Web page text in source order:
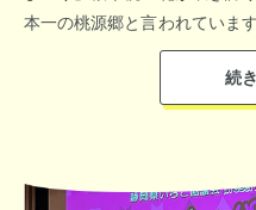
写真提供：浜松・浜名湖ツー
番組後半にはスペシャルゲス
モチーフにしています。
本一の桃源郷と言われていま
や花見バスツアーなどイベン
より一層楽しめます。開催前
ベントの周知・集客を目的と